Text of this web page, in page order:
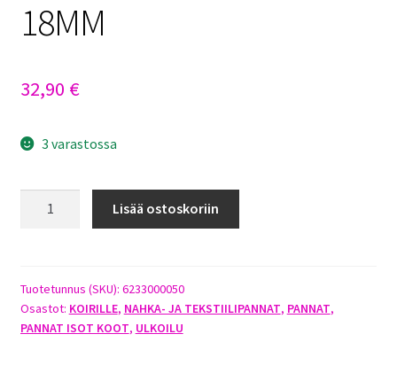
18MM
32,90 €
3 varastossa
65CM
X
18MM
Lisää ostoskoriin
Tuotetunnus (SKU): 6233000050
Osastot: KOIRILLE, NAHKA- JA TEKSTIILIPANNAT, PANNAT,
PANNAT ISOT KOOT, ULKOILU